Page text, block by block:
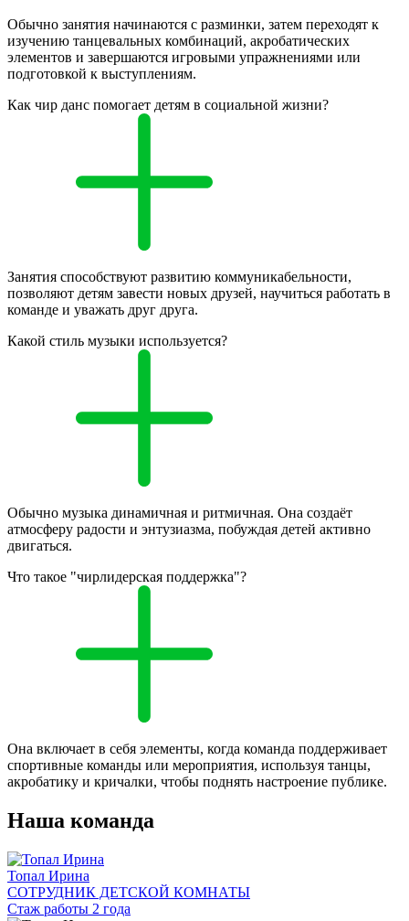
Обычно занятия начинаются с разминки, затем переходят к
изучению танцевальных комбинаций, акробатических
элементов и завершаются игровыми упражнениями или
подготовкой к выступлениям.
Как чир данс помогает детям в социальной жизни?
Занятия способствуют развитию коммуникабельности,
позволяют детям завести новых друзей, научиться работать в
команде и уважать друг друга.
Какой стиль музыки используется?
Обычно музыка динамичная и ритмичная. Она создаёт
атмосферу радости и энтузиазма, побуждая детей активно
двигаться.
Что такое "чирлидерская поддержка"?
Она включает в себя элементы, когда команда поддерживает
спортивные команды или мероприятия, используя танцы,
акробатику и кричалки, чтобы поднять настроение публике.
Наша команда
Топал Ирина
СОТРУДНИК ДЕТСКОЙ КОМНАТЫ
Стаж работы 2 года